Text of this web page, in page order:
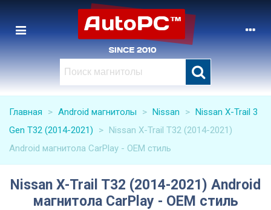
Главная > Android магнитолы > Nissan > Nissan X-Trail 3
Gen T32 (2014-2021)
> Nissan X-Trail T32 (2014-2021)
Android магнитола CarPlay - OEM стиль
Nissan X-Trail T32 (2014-2021) Android
магнитола CarPlay - OEM стиль